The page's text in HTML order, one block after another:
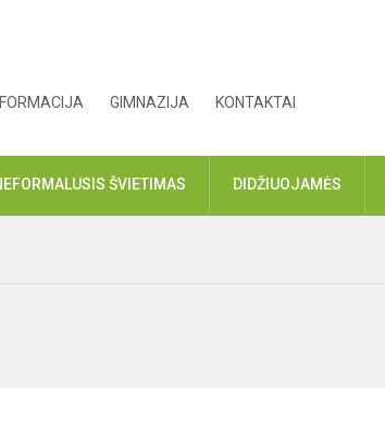
GIMNAZIJA KONTAKTAI
ŠVIETIMAS DIDŽIUOJAMĖS